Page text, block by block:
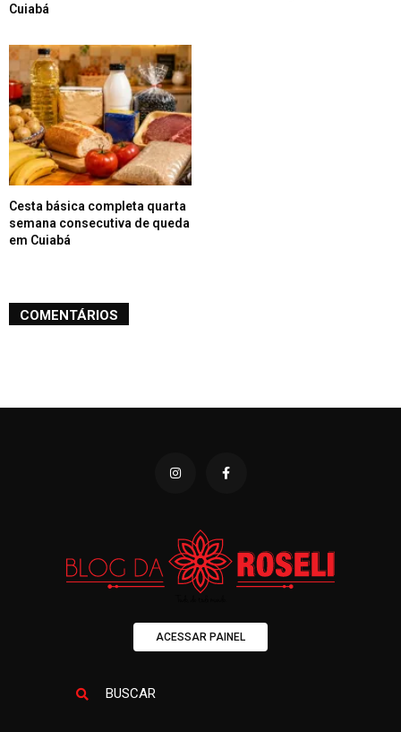
Cuiabá
Cesta básica completa quarta
semana consecutiva de queda
em Cuiabá
COMENTÁRIOS
ACESSAR PAINEL
BUSCAR